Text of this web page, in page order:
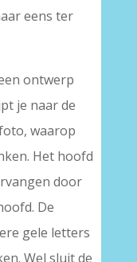
eens ter
ontwerp
je naar de
waarop
Het hoofd
door
De
gele letters
Wel sluit de